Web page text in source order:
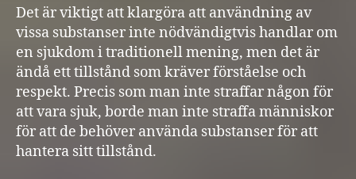
Det är viktigt att klargöra att användning av
vissa substanser inte nödvändigtvis handlar om
en sjukdom i traditionell mening, men det är
ändå ett tillstånd som kräver förståelse och
respekt. Precis som man inte straffar någon för
att vara sjuk, borde man inte straffa människor
för att de behöver använda substanser för att
hantera sitt tillstånd.